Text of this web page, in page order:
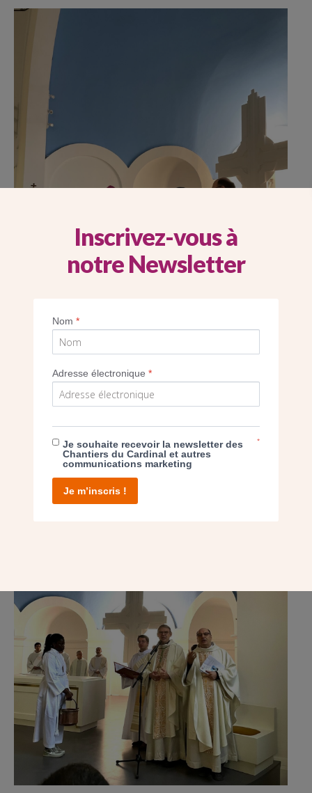
NOTRE DAME DE L’ESPÉRANCE À IVRY-SUR-
SEINE RÉNOVÉE ET EMBELLIE
Inscrivez-vous à
notre Newsletter
Nom*
Adresse électronique*
Je souhaite recevoir la newsletter des
Chantiers du Cardinal et autres
communications marketing
*
Je m’inscris !